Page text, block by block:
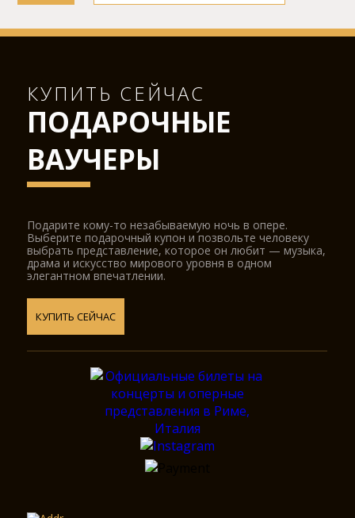
КУПИТЬ СЕЙЧАС
ПОДАРОЧНЫЕ
ВАУЧЕРЫ
Подарите кому-то незабываемую ночь в опере.
Выберите подарочный купон и позвольте человеку
выбрать представление, которое он любит — музыка,
драма и искусство мирового уровня в одном
элегантном впечатлении.
КУПИТЬ СЕЙЧАС